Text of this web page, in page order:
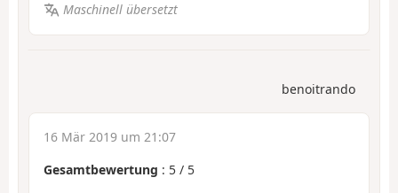
Maschinell übersetzt
benoitrando
16 Mär 2019 um 21:07
Gesamtbewertung : 5 / 5